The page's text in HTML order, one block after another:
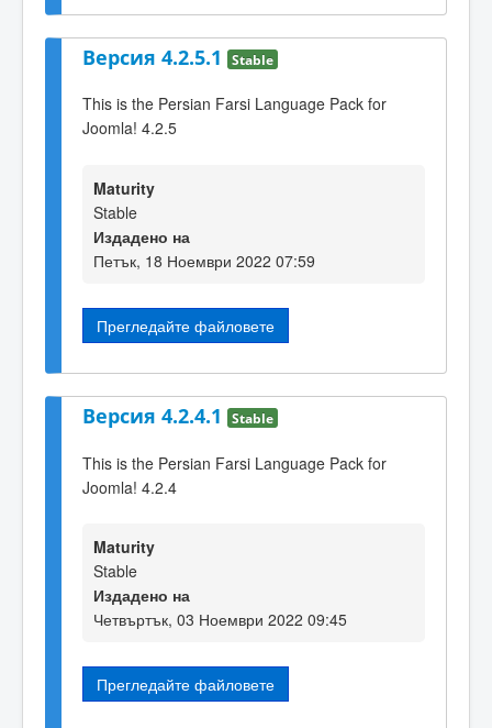
Версия 4.2.5.1 Stable
This is the Persian Farsi Language Pack for
Joomla! 4.2.5
Maturity
Stable
Издадено на
Петък, 18 Ноември 2022 07:59
Прегледайте файловете
Версия 4.2.4.1 Stable
This is the Persian Farsi Language Pack for
Joomla! 4.2.4
Maturity
Stable
Издадено на
Четвъртък, 03 Ноември 2022 09:45
Прегледайте файловете